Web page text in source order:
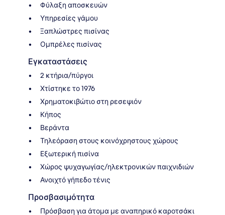
Φύλαξη αποσκευών
Υπηρεσίες γάμου
Ξαπλώστρες πισίνας
Ομπρέλες πισίνας
Εγκαταστάσεις
2 κτήρια/πύργοι
Χτίστηκε το 1976
Χρηματοκιβώτιο στη ρεσεψιόν
Κήπος
Βεράντα
Τηλεόραση στους κοινόχρηστους χώρους
Εξωτερική πισίνα
Χώρος ψυχαγωγίας/ηλεκτρονικών παιχνιδιών
Ανοιχτό γήπεδο τένις
Προσβασιμότητα
Πρόσβαση για άτομα με αναπηρικό καροτσάκι